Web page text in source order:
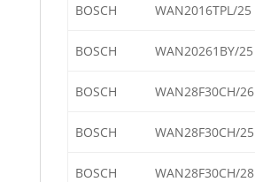
BOSCH WAN2016TPL/25
BOSCH WAN20261BY/25
BOSCH WAN28F30CH/26
BOSCH WAN28F30CH/25
BOSCH WAN28F30CH/28